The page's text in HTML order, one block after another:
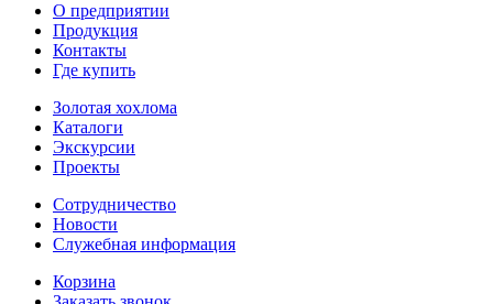
О предприятии
Продукция
Контакты
Где купить
Золотая хохлома
Каталоги
Экскурсии
Проекты
Сотрудничество
Новости
Служебная информация
Корзина